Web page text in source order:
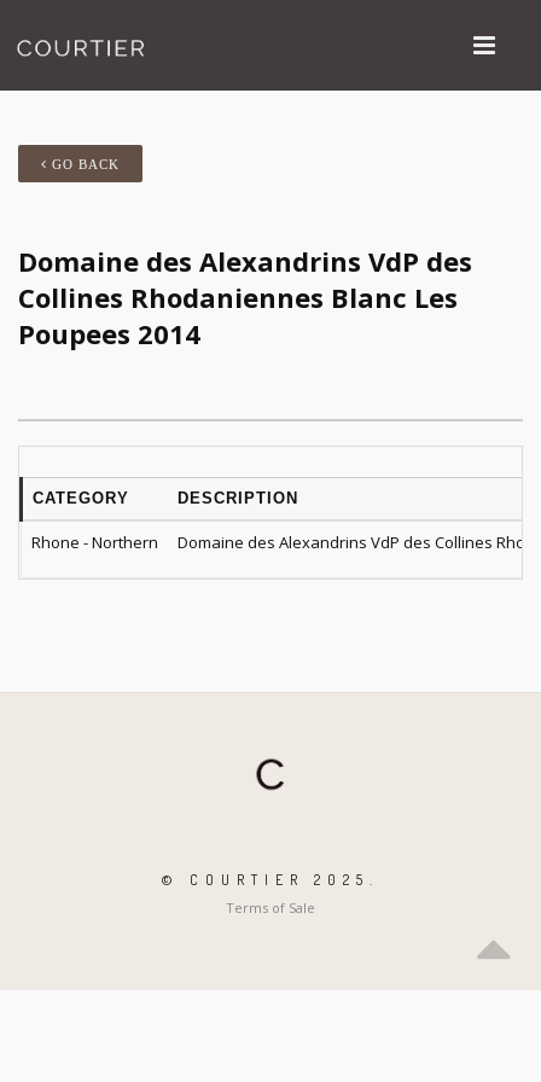
GO BACK
Domaine des Alexandrins VdP des
Collines Rhodaniennes Blanc Les
Poupees 2014
CATEGORY DESCRIPTION
Rhone - Northern Domaine des Alexandrins VdP des Collines
© COURTIER 2025.
Terms of Sale